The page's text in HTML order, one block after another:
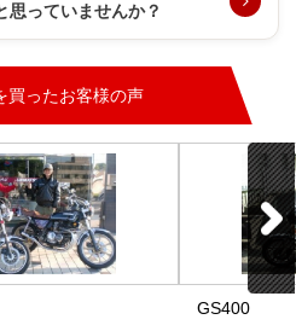
思っていませんか？
買ったお客様の声
GS400